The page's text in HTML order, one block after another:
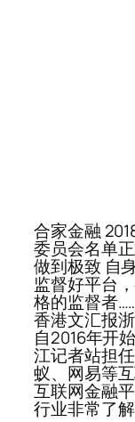
合家金融
委员会名单
做到极致 自
监督好平台
格的监督者
香港文汇报
自2016年开
江记者站担
蚁、网易等
互联网金融
行业非常了解